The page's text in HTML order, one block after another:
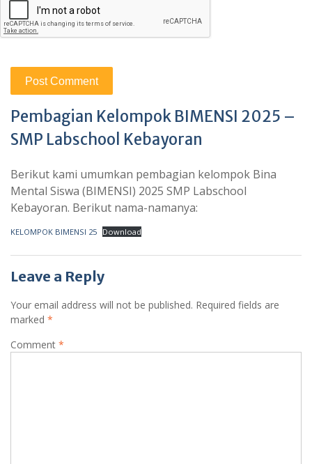
Pembagian Kelompok BIMENSI 2025 –
SMP Labschool Kebayoran
Berikut kami umumkan pembagian kelompok Bina
Mental Siswa (BIMENSI) 2025 SMP Labschool
Kebayoran. Berikut nama-namanya:
KELOMPOK BIMENSI 25 Download
Leave a Reply
Your email address will not be published. Required fields are
marked *
Comment *